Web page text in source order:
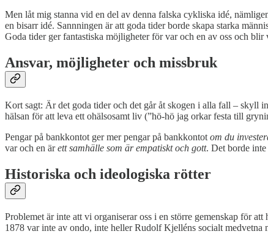
Men låt mig stanna vid en del av denna falska cykliska idé,
en bisarr idé. Sannningen är att goda tider borde skapa starka
Goda tider ger fantastiska möjligheter för var och en av oss och
Ansvar, möjligheter och missbruk
Kort sagt: Är det goda tider och det går åt skogen i alla fall – skyll
hälsan för att leva ett ohälsosamt liv (”hö-hö jag orkar festa till
Pengar på bankkontot ger mer pengar på bankkontot om du
var och en ärett samhälle som är empatiskt och gott. Det borde
Historiska och ideologiska rötter
Problemet är inte att vi organiserar oss i en större gemenskap för
1878 var inte av ondo, inte heller Rudolf Kjelléns socialt medvetna